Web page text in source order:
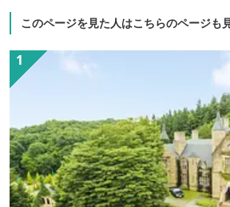
このページを見た人はこちらのページも